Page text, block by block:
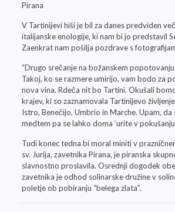
Pirana
V Tartinijevi hiši je bil za danes predviden
italijanske enologije, ki nam bi jo predstavil
Zaenkrat nam pošilja pozdrave s
“Drugo srečanje na božanskem
Takoj, ko se razmere umirijo, vam bodo za
nova vina. Rdeča nit bo Tartini. Okušali
krajev, ki so zaznamovala Tartinijevo
Istro, Benečijo, Umbrio in Marche. Upam, da
medtem pa se lahko doma ‘urite v
Tudi konec tedna bi moral miniti v
sv. Jurija, zavetnika Pirana, je piranska
slavnostno proslavila. Osrednji dogodek
zavetnika je odhod solinarske družine v
poletje ob pobiranju “belega zlata”.